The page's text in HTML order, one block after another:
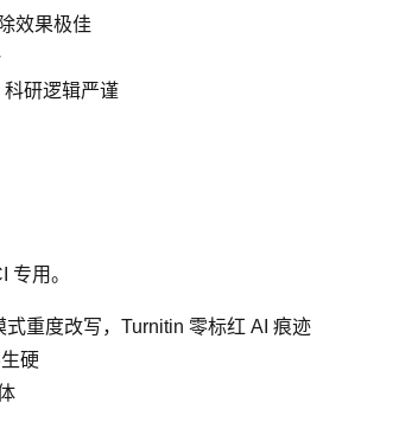
效果极佳
研逻辑严谨
专用。
式重度改写，Turnitin 零标红 AI 痕迹
硬